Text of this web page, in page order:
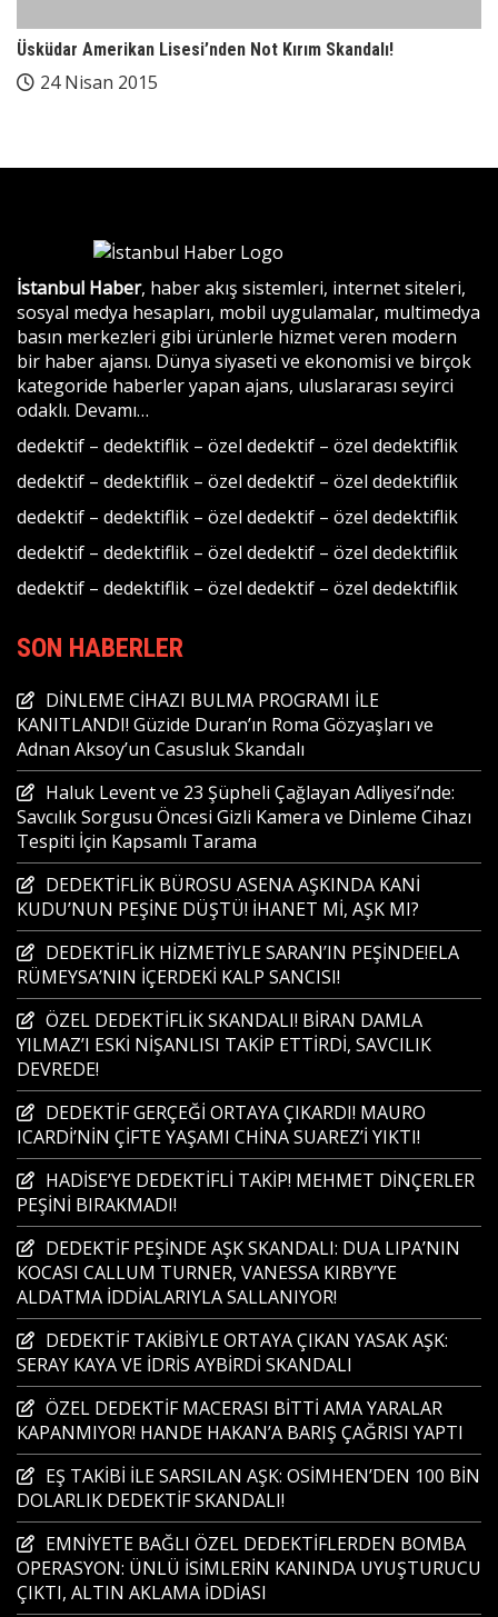
Üsküdar Amerikan Lisesi’nden Not Kırım Skandalı!
24 Nisan 2015
İstanbul Haber, haber akış sistemleri, internet siteleri,
sosyal medya hesapları, mobil uygulamalar, multimedya
basın merkezleri gibi ürünlerle hizmet veren modern
bir haber ajansı. Dünya siyaseti ve ekonomisi ve birçok
kategoride haberler yapan ajans, uluslararası seyirci
odaklı. Devamı…
dedektif – dedektiflik – özel dedektif – özel dedektiflik
dedektif – dedektiflik – özel dedektif – özel dedektiflik
dedektif – dedektiflik – özel dedektif – özel dedektiflik
dedektif – dedektiflik – özel dedektif – özel dedektiflik
dedektif – dedektiflik – özel dedektif – özel dedektiflik
SON HABERLER
DİNLEME CİHAZI BULMA PROGRAMI İLE
KANITLANDI! Güzide Duran’ın Roma Gözyaşları ve
Adnan Aksoy’un Casusluk Skandalı
Haluk Levent ve 23 Şüpheli Çağlayan Adliyesi’nde:
Savcılık Sorgusu Öncesi Gizli Kamera ve Dinleme Cihazı
Tespiti İçin Kapsamlı Tarama
DEDEKTİFLİK BÜROSU ASENA AŞKINDA KANİ
KUDU’NUN PEŞİNE DÜŞTÜ! İHANET Mİ, AŞK MI?
DEDEKTİFLİK HİZMETİYLE SARAN’IN PEŞİNDE!ELA
RÜMEYSA’NIN İÇERDEKİ KALP SANCISI!
ÖZEL DEDEKTİFLİK SKANDALI! BİRAN DAMLA
YILMAZ’I ESKİ NİŞANLISI TAKİP ETTİRDİ, SAVCILIK
DEVREDE!
DEDEKTİF GERÇEĞİ ORTAYA ÇIKARDI! MAURO
ICARDİ’NİN ÇİFTE YAŞAMI CHİNA SUAREZ’İ YIKTI!
HADİSE’YE DEDEKTİFLİ TAKİP! MEHMET DİNÇERLER
PEŞİNİ BIRAKMADI!
DEDEKTİF PEŞİNDE AŞK SKANDALI: DUA LIPA’NIN
KOCASI CALLUM TURNER, VANESSA KIRBY’YE
ALDATMA İDDİALARIYLA SALLANIYOR!
DEDEKTİF TAKİBİYLE ORTAYA ÇIKAN YASAK AŞK:
SERAY KAYA VE İDRİS AYBİRDİ SKANDALI
ÖZEL DEDEKTİF MACERASI BİTTİ AMA YARALAR
KAPANMIYOR! HANDE HAKAN’A BARIŞ ÇAĞRISI YAPTI
EŞ TAKİBİ İLE SARSILAN AŞK: OSİMHEN’DEN 100 BİN
DOLARLIK DEDEKTİF SKANDALI!
EMNİYETE BAĞLI ÖZEL DEDEKTİFLERDEN BOMBA
OPERASYON: ÜNLÜ İSİMLERİN KANINDA UYUŞTURUCU
ÇIKTI, ALTIN AKLAMA İDDİASI